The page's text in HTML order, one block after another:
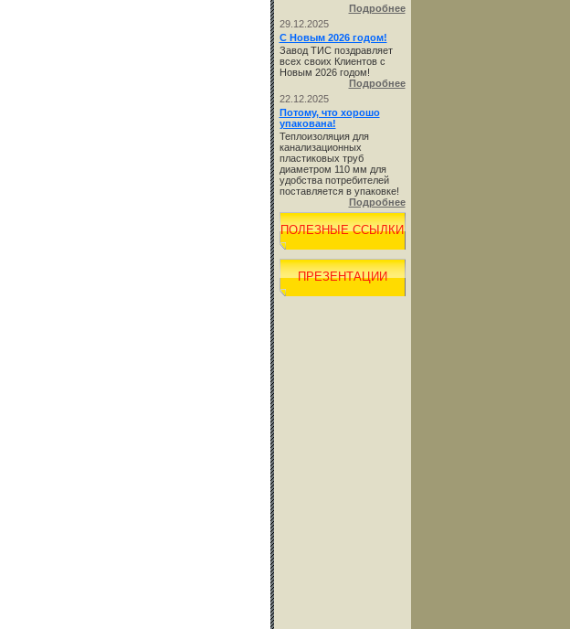
Подробнее
29.12.2025
С Новым 2026 годом!
Завод ТИС поздравляет
всех своих Клиентов с
Новым 2026 годом!
Подробнее
22.12.2025
Потому, что хорошо
упакована!
Теплоизоляция для
канализационных
пластиковых труб
диаметром 110 мм для
удобства потребителей
поставляется в упаковке!
Подробнее
ПОЛЕЗНЫЕ ССЫЛКИ
ПРЕЗЕНТАЦИИ